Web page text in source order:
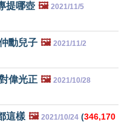
提哪壺 🖼️ 2021/11/5
勳兒子 🖼️ 2021/11/2
偉光正 🖼️ 2021/10/28
這樣 🖼️ 2021/10/24 (346,170